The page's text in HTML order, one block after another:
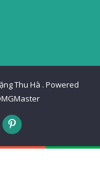
Thu Hà . Powered